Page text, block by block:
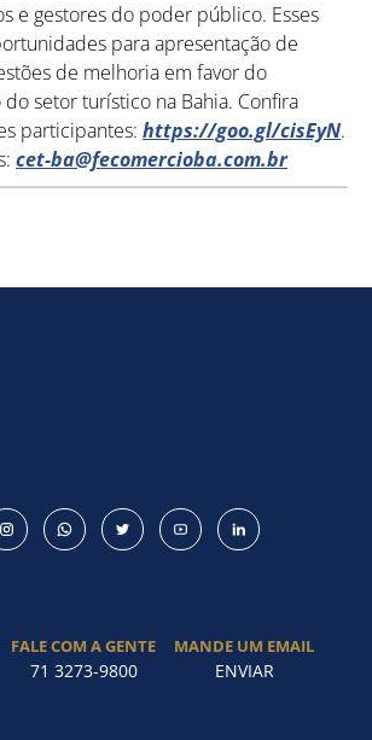
e gestores do poder público. Esses
para apresentação de
de melhoria em favor do
setor turístico na Bahia. Confira
participantes: https://goo.gl/cisEyN.
cet-ba@fecomercioba.com.br
FALE COM A GENTE
71 3273-9800
MANDE UM EMAIL
ENVIAR